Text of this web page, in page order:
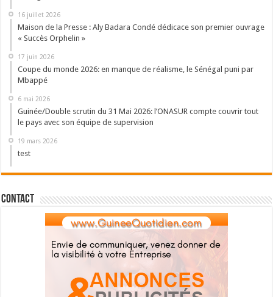
16 juillet 2026
Maison de la Presse : Aly Badara Condé dédicace son premier ouvrage
« Succès Orphelin »
17 juin 2026
Coupe du monde 2026: en manque de réalisme, le Sénégal puni par
Mbappé
6 mai 2026
Guinée/Double scrutin du 31 Mai 2026: l’ONASUR compte couvrir tout
le pays avec son équipe de supervision
19 mars 2026
test
Contact